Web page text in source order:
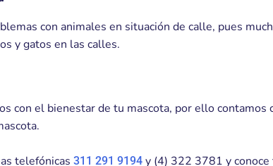
con animales en situación de calle, pues
y gatos en las calles.
con el bienestar de tu mascota, por ello
telefónicas 311 291 9194 y (4) 322 3781 y